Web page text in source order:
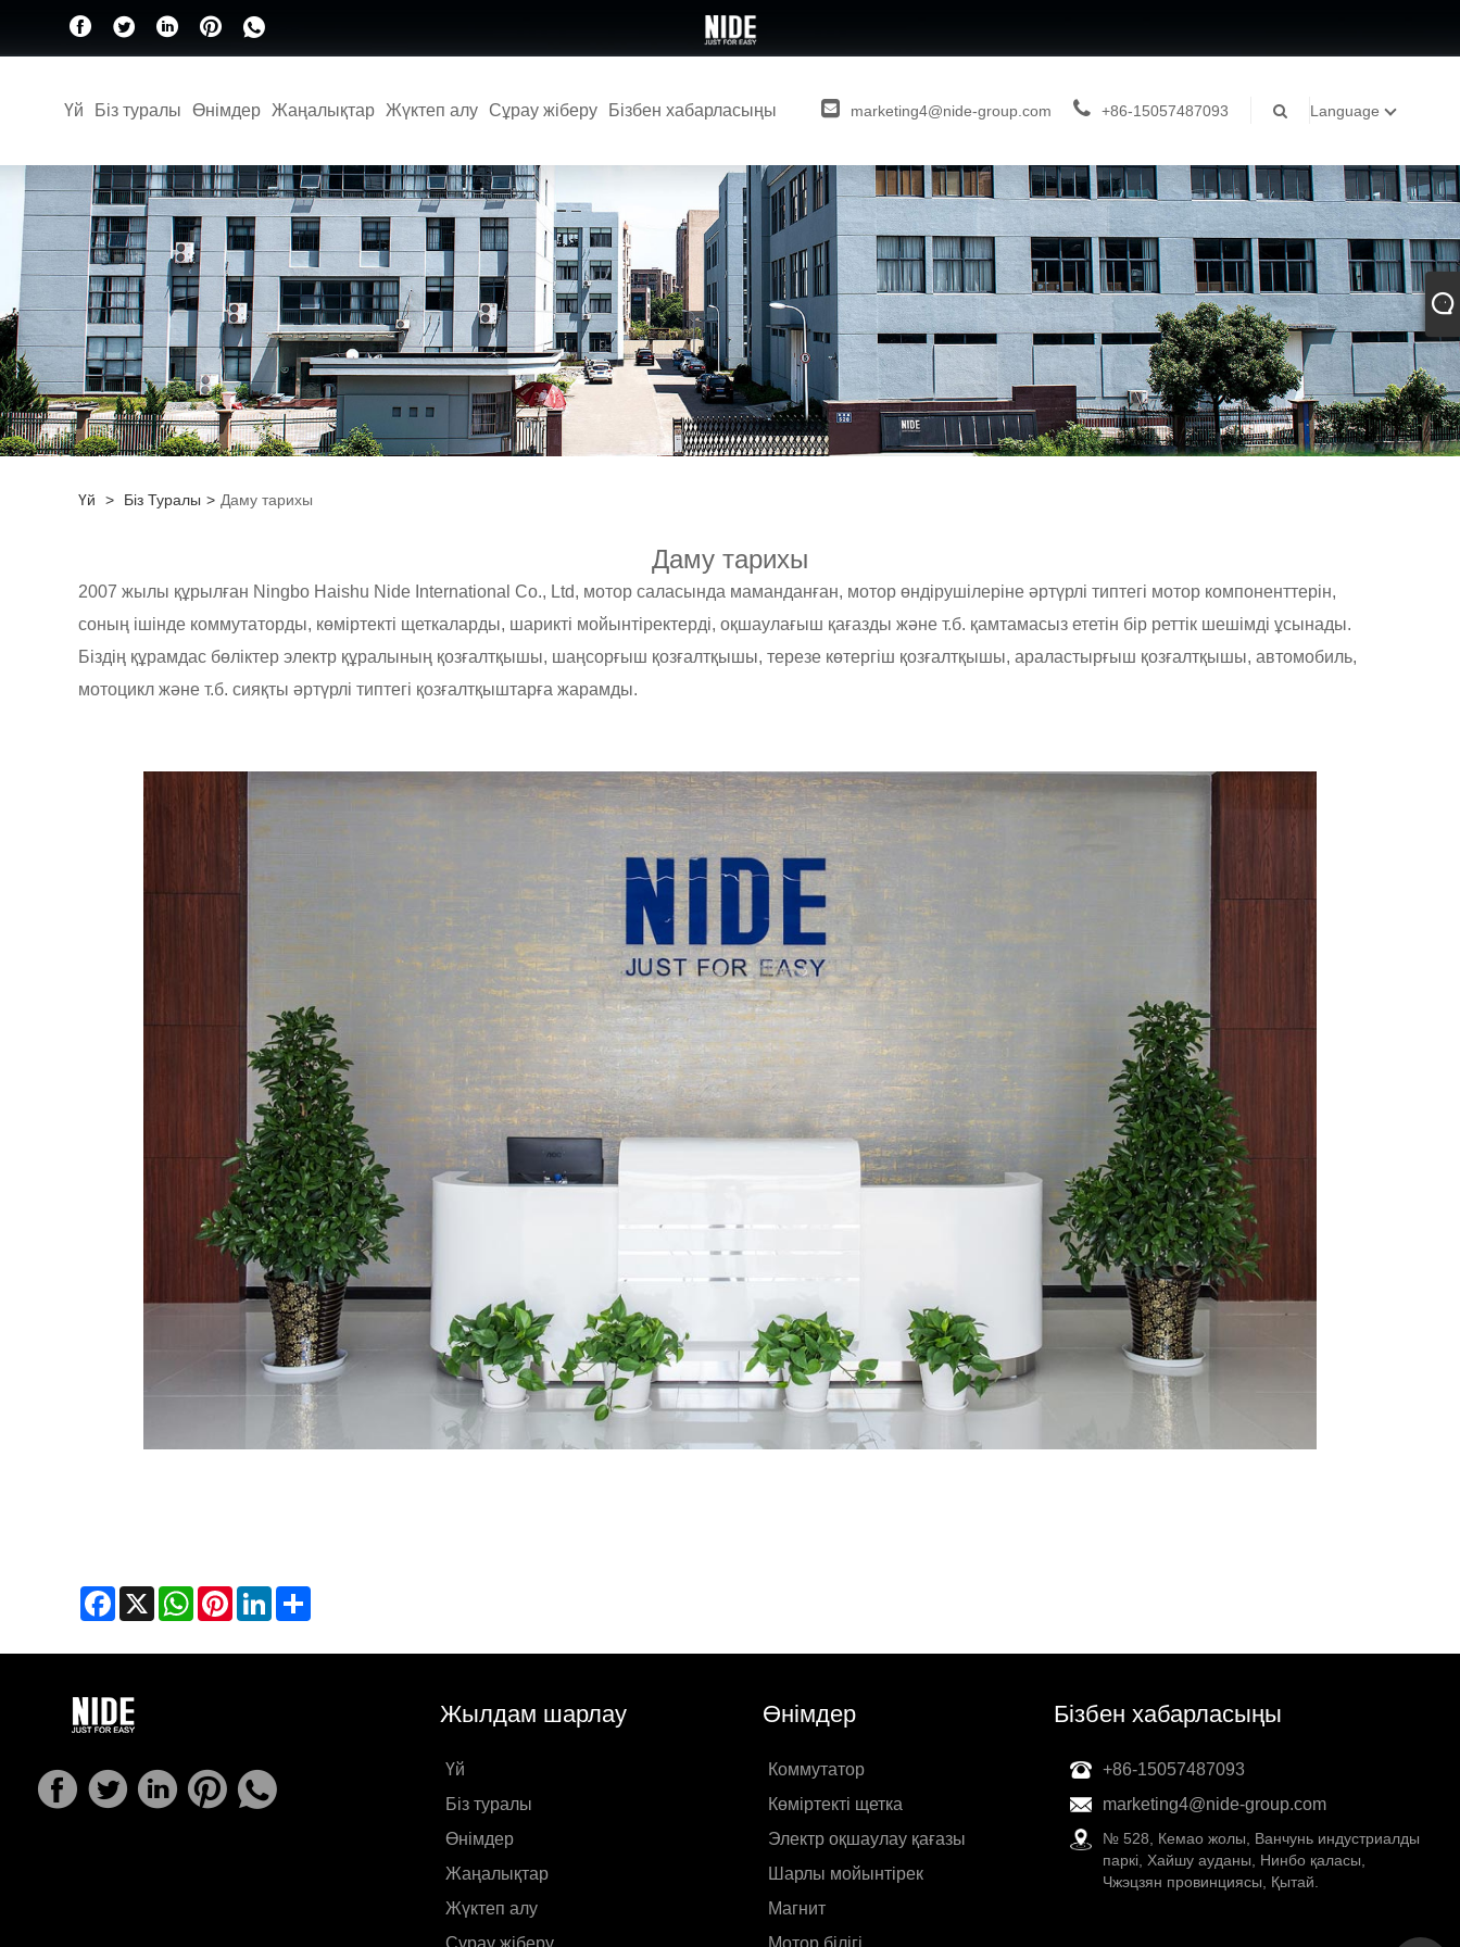
Үй Біз туралы Өнімдер Жаңалықтар Жүктеп алу Сұрау жіберу Бізбен хабарласыңы marketing4@nide-group.com +86-15057487093 Language
Үй > Біз Туралы > Даму тарихы
Даму тарихы
2007 жылы құрылған Ningbo Haishu Nide International Co., Ltd, мотор саласында маманданған, мотор өндірушілеріне әртүрлі типтегі мотор компоненттерін,
соның ішінде коммутаторды, көміртекті щеткаларды, шарикті мойынтіректерді, оқшаулағыш қағазды және т.б. қамтамасыз ететін бір реттік шешімді ұсынады.
Біздің құрамдас бөліктер электр құралының қозғалтқышы, шаңсорғыш қозғалтқышы, терезе көтергіш қозғалтқышы, араластырғыш қозғалтқышы, автомобиль,
мотоцикл және т.б. сияқты әртүрлі типтегі қозғалтқыштарға жарамды.
Facebook
X WhatsAppPinterestLinkedIn
Жылдам шарлау
Үй
Біз туралы
Өнімдер
Жаңалықтар
Жүктеп алу
Сұрау жіберу
Өнімдер
Коммутатор
Көміртекті щетка
Электр оқшаулау қағазы
Шарлы мойынтірек
Магнит
Мотор білігі
Бізбен хабарласыңы
+86-15057487093
marketing4@nide-group.com
№ 528, Кемао жолы, Ванчунь индустриалды
паркі, Хайшу ауданы, Нинбо қаласы,
Чжэцзян провинциясы, Қытай.